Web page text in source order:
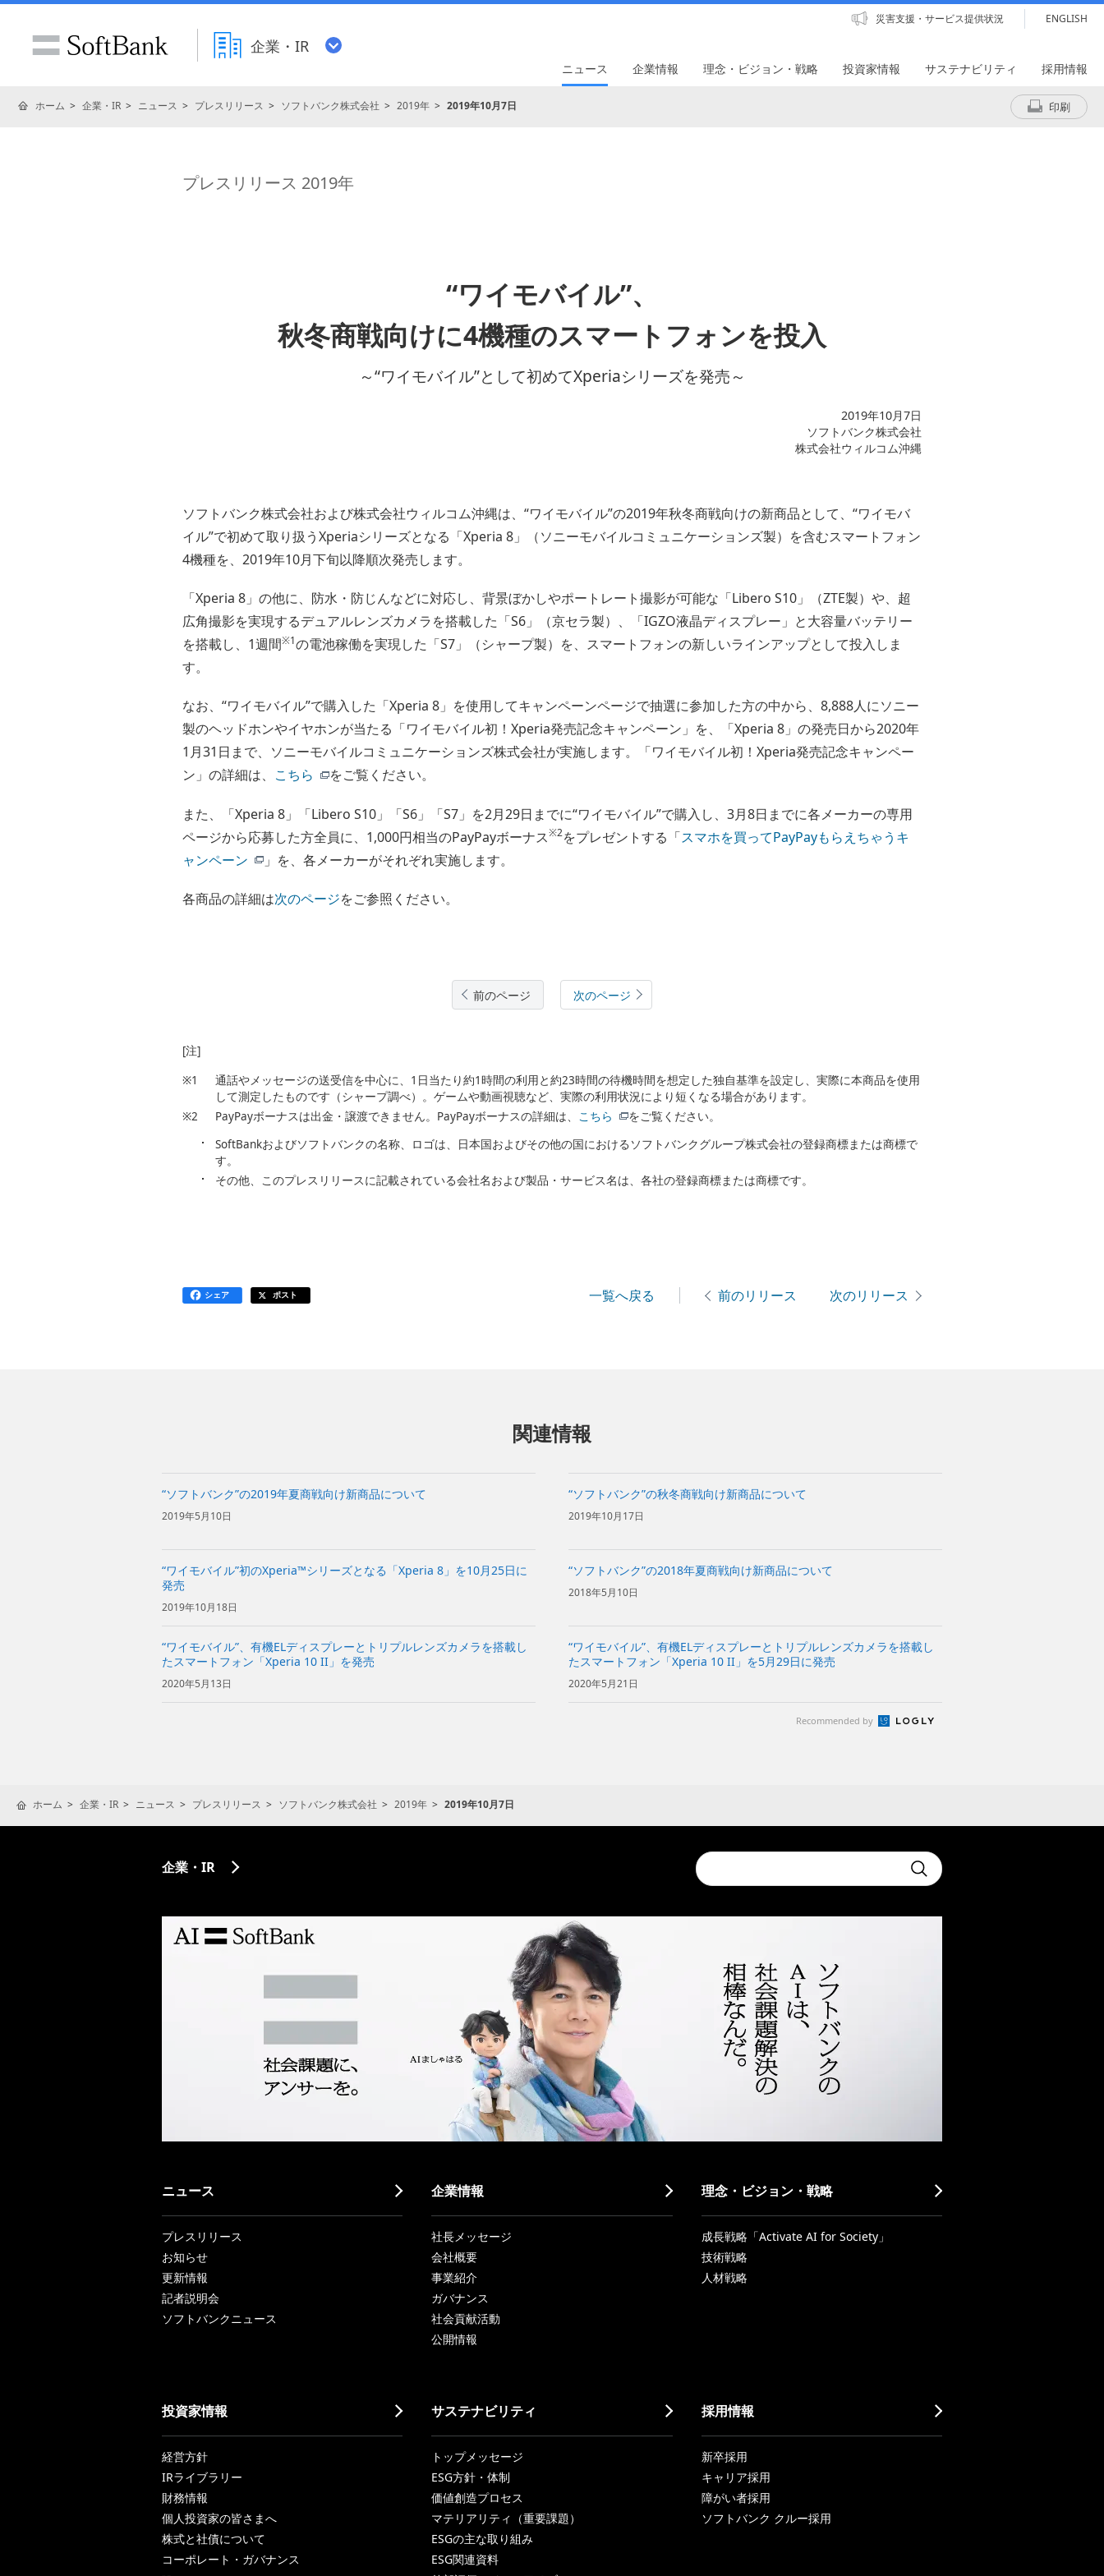
企業・IR
災害支援・サービス提供状況 ENGLISH
ニュース 企業情報 理念・ビジョン・戦略 投資家情報 サステナビリティ 採用情報
ホーム 企業・IR ニュース プレスリリース ソフトバンク株式会社 2019年 2019年10月7日 印刷
プレスリリース 2019年
“ワイモバイル”、
秋冬商戦向けに4機種のスマートフォンを投入
～“ワイモバイル”として初めてXperiaシリーズを発売～
2019年10月7日
ソフトバンク株式会社
株式会社ウィルコム沖縄
ソフトバンク株式会社および株式会社ウィルコム沖縄は、“ワイモバイル”の2019年秋冬商戦向けの新商品として、“ワイモバ
イル”で初めて取り扱うXperiaシリーズとなる「Xperia 8」（ソニーモバイルコミュニケーションズ製）を含むスマートフォン
4機種を、2019年10月下旬以降順次発売します。
「Xperia 8」の他に、防水・防じんなどに対応し、背景ぼかしやポートレート撮影が可能な「Libero S10」（ZTE製）や、超
広角撮影を実現するデュアルレンズカメラを搭載した「S6」（京セラ製）、「IGZO液晶ディスプレー」と大容量バッテリー
を搭載し、1週間※1の電池稼働を実現した「S7」（シャープ製）を、スマートフォンの新しいラインアップとして投入しま
す。
なお、“ワイモバイル”で購入した「Xperia 8」を使用してキャンペーンページで抽選に参加した方の中から、8,888人にソニー
製のヘッドホンやイヤホンが当たる「ワイモバイル初！Xperia発売記念キャンペーン」を、「Xperia 8」の発売日から2020年
1月31日まで、ソニーモバイルコミュニケーションズ株式会社が実施します。「ワイモバイル初！Xperia発売記念キャンペー
ン」の詳細は、 こちら をご覧ください。
また、「Xperia 8」「Libero S10」「S6」「S7」を2月29日までに“ワイモバイル”で購入し、3月8日までに各メーカーの専用
ページから応募した方全員に、1,000円相当のPayPayボーナス※2をプレゼントする「スマホを買ってPayPayもらえちゃうキ
ャンペーン
」を、各メーカーがそれぞれ実施します。
各商品の詳細は次のページをご参照ください。
前のページ 次のページ
[注]
※1
通話やメッセージの送受信を中心に、1日当たり約1時間の利用と約23時間の待機時間を想定した独自基準を設定し、実際に本商品を使用
して測定したものです（シャープ調べ）。ゲームや動画視聴など、実際の利用状況により短くなる場合があります。
※2
PayPayボーナスは出金・譲渡できません。PayPayボーナスの詳細は、 こちら
をご覧ください。
SoftBankおよびソフトバンクの名称、ロゴは、日本国およびその他の国におけるソフトバンクグループ株式会社の登録商標または商標で
す。
その他、このプレスリリースに記載されている会社名および製品・サービス名は、各社の登録商標または商標です。
シェア ポスト 一覧へ戻る 前のリリース 次のリリース
関連情報
“ソフトバンク”の2019年夏商戦向け新商品について
2019年5月10日
“ソフトバンク”の秋冬商戦向け新商品について
2019年10月17日
“ワイモバイル”初のXperia™シリーズとなる「Xperia 8」を10月25日に
発売
2019年10月18日
“ソフトバンク”の2018年夏商戦向け新商品について
2018年5月10日
“ワイモバイル”、有機ELディスプレーとトリプルレンズカメラを搭載し
たスマートフォン「Xperia 10 II」を発売
2020年5月13日
“ワイモバイル”、有機ELディスプレーとトリプルレンズカメラを搭載し
たスマートフォン「Xperia 10 II」を5月29日に発売
2020年5月21日
Recommended by
ホーム 企業・IR ニュース プレスリリース ソフトバンク株式会社 2019年 2019年10月7日
Conduct
a
search
Submit
企業・IR
ニュース
プレスリリース
お知らせ
更新情報
記者説明会
ソフトバンクニュース
企業情報
社長メッセージ
会社概要
事業紹介
ガバナンス
社会貢献活動
公開情報
理念・ビジョン・戦略
成長戦略「Activate AI for Society」
技術戦略
人材戦略
投資家情報
経営方針
IRライブラリー
財務情報
個人投資家の皆さまへ
株式と社債について
コーポレート・ガバナンス
サステナビリティ
トップメッセージ
ESG方針・体制
価値創造プロセス
マテリアリティ（重要課題）
ESGの主な取り組み
ESG関連資料
採用情報
新卒採用
キャリア採用
障がい者採用
ソフトバンク クルー採用